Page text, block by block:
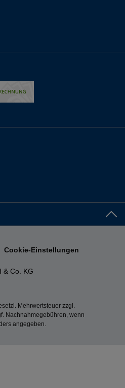
& Co. KG
Cookie-Einstellungen
Mehrwertsteuer zzgl.
Nachnahmegebühren, wenn
angegeben.